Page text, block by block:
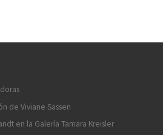
de Viviane Sassen
en la Galería Tamara Kreisler